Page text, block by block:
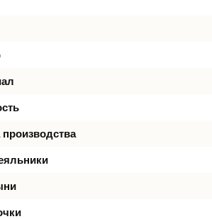
производства